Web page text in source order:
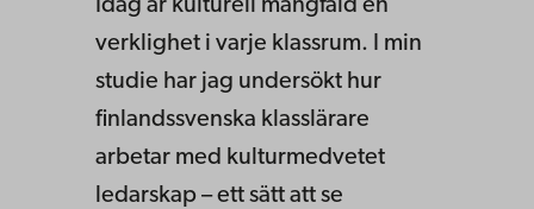
Idag är kulturell mångfald en
verklighet i varje klassrum. I min
studie har jag undersökt hur
finlandssvenska klasslärare
arbetar med kulturmedvetet
ledarskap – ett sätt att se